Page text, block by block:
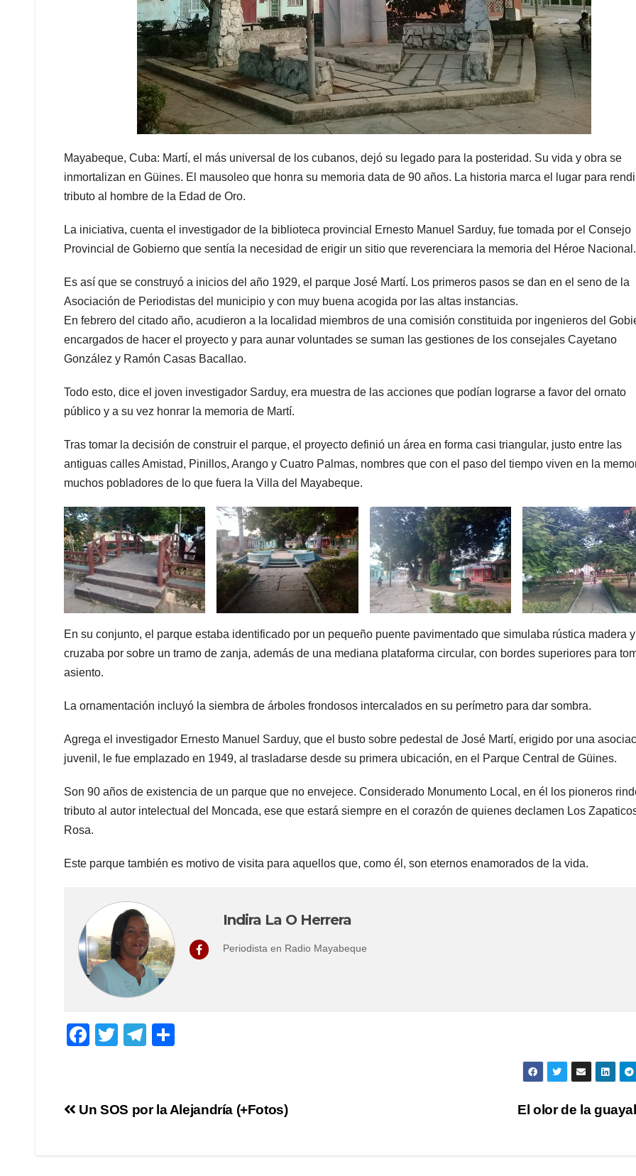
Mayabeque, Cuba: Martí, el más universal de los cubanos, dejó su legado para la posteridad. Su vida y obra se
inmortalizan en Güines. El mausoleo que honra su memoria data de 90 años. La historia marca el lugar para
tributo al hombre de la Edad de Oro.
La iniciativa, cuenta el investigador de la biblioteca provincial Ernesto Manuel Sarduy, fue tomada por el Consejo
Provincial de Gobierno que sentía la necesidad de erigir un sitio que reverenciara la memoria del Héroe Nacional.
Es así que se construyó a inicios del año 1929, el parque José Martí. Los primeros pasos se dan en el seno de la
Asociación de Periodistas del municipio y con muy buena acogida por las altas instancias.
En febrero del citado año, acudieron a la localidad miembros de una comisión constituida por ingenieros del
encargados de hacer el proyecto y para aunar voluntades se suman las gestiones de los consejales Cayetano
González y Ramón Casas Bacallao.
Todo esto, dice el joven investigador Sarduy, era muestra de las acciones que podían lograrse a favor del ornato
público y a su vez honrar la memoria de Martí.
Tras tomar la decisión de construir el parque, el proyecto definió un área en forma casi triangular, justo entre las
antiguas calles Amistad, Pinillos, Arango y Cuatro Palmas, nombres que con el paso del tiempo viven en la
muchos pobladores de lo que fuera la Villa del Mayabeque.
En su conjunto, el parque estaba identificado por un pequeño puente pavimentado que simulaba rústica madera y
cruzaba por sobre un tramo de zanja, además de una mediana plataforma circular, con bordes superiores para
asiento.
La ornamentación incluyó la siembra de árboles frondosos intercalados en su perímetro para dar sombra.
Agrega el investigador Ernesto Manuel Sarduy, que el busto sobre pedestal de José Martí, erigido por una
juvenil, le fue emplazado en 1949, al trasladarse desde su primera ubicación, en el Parque Central de Güines.
Son 90 años de existencia de un parque que no envejece. Considerado Monumento Local, en él los pioneros
tributo al autor intelectual del Moncada, ese que estará siempre en el corazón de quienes declamen Los
Rosa.
Este parque también es motivo de visita para aquellos que, como él, son eternos enamorados de la vida.
Indira La O Herrera
Periodista en Radio Mayabeque
F
e
T
er
T
gr e
Post
El olor de la
Un SOS por la Alejandría (+Fotos)